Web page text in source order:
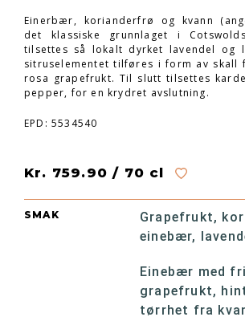
Einerbær, korianderfrø og kvann
det klassiske grunnlaget i
tilsettes så lokalt dyrket lavendel og
sitruselementet tilføres i form av skall
rosa grapefrukt. Til slutt tilsettes
pepper, for en krydret avslutning.
EPD: 5534540
Kr. 759.90 / 70 cl
SMAK
Grapefrukt,
einebær,
Einebær med
grapefrukt,
tørrhet fra